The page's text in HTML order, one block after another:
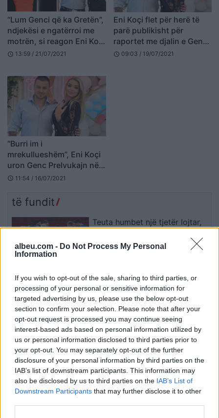
albeu.com - Do Not Process My Personal
Information
If you wish to opt-out of the sale, sharing to third parties, or
processing of your personal or sensitive information for
targeted advertising by us, please use the below opt-out
section to confirm your selection. Please note that after your
opt-out request is processed you may continue seeing
interest-based ads based on personal information utilized by
us or personal information disclosed to third parties prior to
your opt-out. You may separately opt-out of the further
disclosure of your personal information by third parties on the
IAB’s list of downstream participants. This information may
also be disclosed by us to third parties on the IAB’s List of
Downstream Participants that may further disclose it to other
“Lum Genci që ka Gretën”,
ndjekësi e ngatërroi me
motrën, si reagon Eni Koçi
(FOTO LAJM)
schedule 13:59 / 21/07/2021
Eni Koçi flet për herë të
parë publikisht për
raportet me djalin e Genc
Prelvukaj (FOTO LAJM)
schedule 09:03 / 19/07/2021
“Burri im i
mrekullueshëm”, Eni Koçi
uron Genc Prelvukajn në
40 vjetorin e lindjes
schedule 11:54 / 16/07/2021
të fundit
Teuta humbet një tjetër lojtar,
Qëndrim Ismajli
Prokuroria kundërshton
aktgjykimin lirues për
Gruevskin në çështjen “Talir 2
Profesori i Kembrixhit largohet
nga detyra pas akuzave për
plagjiaturë dhe pasaktësi
akademike